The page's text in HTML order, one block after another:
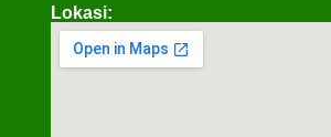
Lokasi: